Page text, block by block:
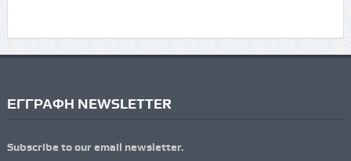
ΕΓΓΡΑΦΗ NEWSLETTER
Subscribe to our email newsletter.